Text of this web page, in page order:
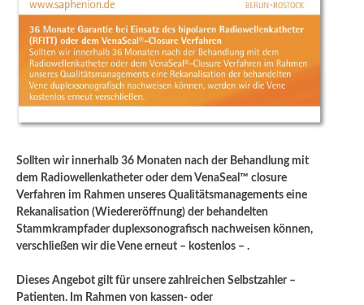
Sollten wir innerhalb 36 Monaten nach der Behandlung mit
dem Radiowellenkatheter oder dem VenaSeal™ closure
Verfahren im Rahmen unseres Qualitätsmanagements eine
Rekanalisation (Wiedereröffnung) der behandelten
Stammkrampfader duplexsonografisch nachweisen können,
verschließen wir die Vene erneut – kostenlos – .
Dieses Angebot gilt für unsere zahlreichen Selbstzahler –
Patienten. Im Rahmen von kassen- oder